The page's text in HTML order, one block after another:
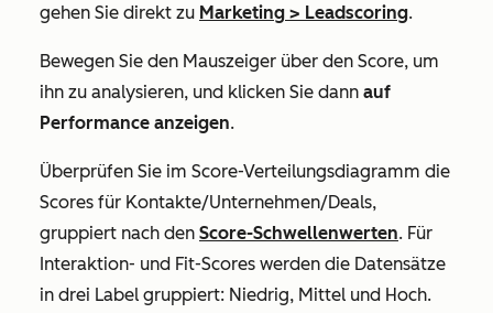
gehen Sie direkt zu Marketing > Leadscoring.
Bewegen Sie den Mauszeiger über den Score, um
ihn zu analysieren, und klicken Sie dann auf
Performance anzeigen.
Überprüfen Sie im Score-Verteilungsdiagramm die
Scores für Kontakte/Unternehmen/Deals,
gruppiert nach den Score-Schwellenwerten. Für
Interaktion- und Fit-Scores werden die Datensätze
in drei Label gruppiert: Niedrig, Mittel und Hoch.